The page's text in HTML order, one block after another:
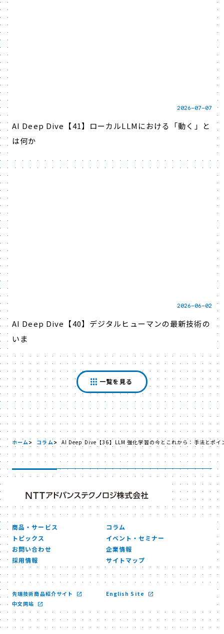
2026-07-07
AI Deep Dive【41】ローカルLLMにおける「動く」と
は何か
2026-06-02
AI Deep Dive【40】デジタルヒューマンの最新技術の
いま
一覧を見る
ホーム コラム AI Deep Dive【36】LLM 強化学習の今とこれから：手法とポイ
商品・サービス
コラム
トピックス
イベント・セミナー
お問い合わせ
企業情報
採用情報
サイトマップ
先端技術商品紹介サイト
English Site
中文网站